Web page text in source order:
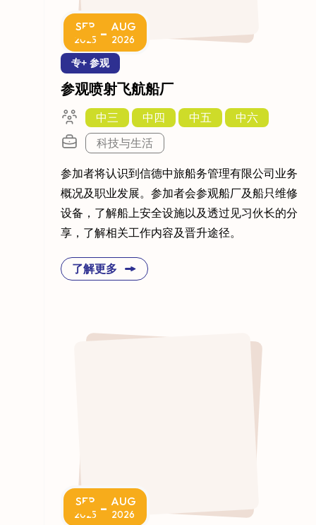
SEP
2025 - AUG
2026
专+ 参观
参观喷射飞航船厂
中三 中四 中五 中六
科技与生活
参加者将认识到信德中旅船务管理有限公司业务
概况及职业发展。参加者会参观船厂及船只维修
设备，了解船上安全设施以及透过见习伙长的分
享，了解相关工作内容及晋升途径。
了解更多
SEP
2025 - AUG
2026